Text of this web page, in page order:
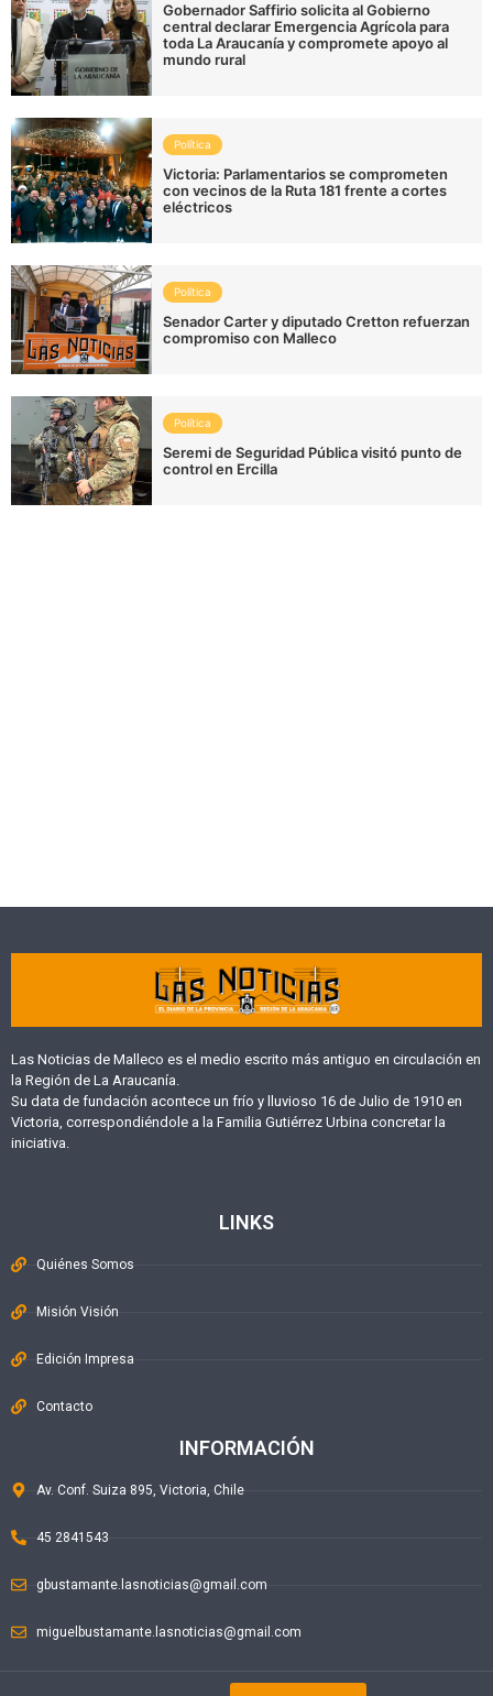
Gobernador Saffirio solicita al Gobierno
central declarar Emergencia Agrícola para
toda La Araucanía y compromete apoyo al
mundo rural
Política
Victoria: Parlamentarios se comprometen
con vecinos de la Ruta 181 frente a cortes
eléctricos
Política
Senador Carter y diputado Cretton refuerzan
compromiso con Malleco
Política
Seremi de Seguridad Pública visitó punto de
control en Ercilla
Las Noticias de Malleco es el medio escrito más antiguo en circulación en
la Región de La Araucanía.
Su data de fundación acontece un frío y lluvioso 16 de Julio de 1910 en
Victoria, correspondiéndole a la Familia Gutiérrez Urbina concretar la
iniciativa.
LINKS
Quiénes Somos
Misión Visión
Edición Impresa
Contacto
INFORMACIÓN
Av. Conf. Suiza 895, Victoria, Chile
45 2841543
gbustamante.lasnoticias@gmail.com
miguelbustamante.lasnoticias@gmail.com